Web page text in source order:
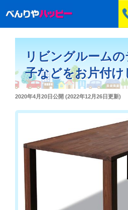
リビングルーム
子などをお片付け
投
日:
2020年4月20日公開 (2022年12月26日更新)